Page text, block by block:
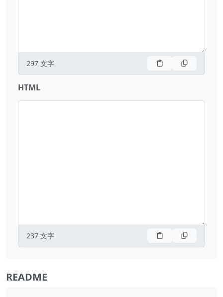
297 文字
HTML
237 文字
README